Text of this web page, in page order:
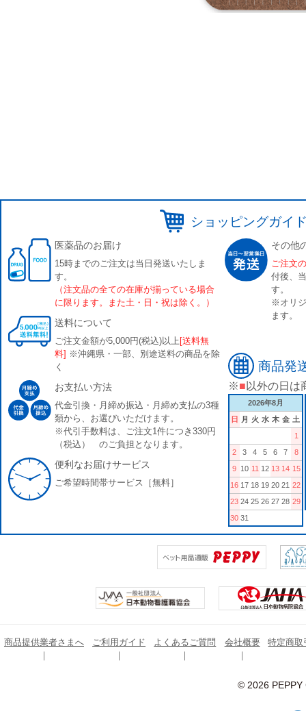
ショッピングガイ
医薬品のお届け
15時までのご注文は当日発送いたしま
す。
（注文品の全ての在庫が揃っている場合
に限ります。また土・日・祝は除く。）
送料について
ご注文金額が5,000円(税込)以上 [送料無
料] ※沖縄県・一部、別途送料の商品を除
く
お支払い方法
代金引換・月締め振込・月締め支払の3種
類から、お選びいただけます。
※代引手数料は、ご注文1件につき330円
（税込） のご負担となります。
便利なお届けサービス
ご希望時間帯サービス［無料］
その他
ご注文
付後、
す。
※オリ
ます。
商品発
※■ 以外の日は
2026年8月
日
月 火 水 木 金 土
1
2
3 4 5 6 7
8
9 10 11 12 13 14 15
16 17 18 19 20 21 22
23 24 25 26 27 28 29
30 31
商品提供業者さまへ ご利用ガイド よくあるご質問 会社概要 特定商取
© 2026 PEPPY